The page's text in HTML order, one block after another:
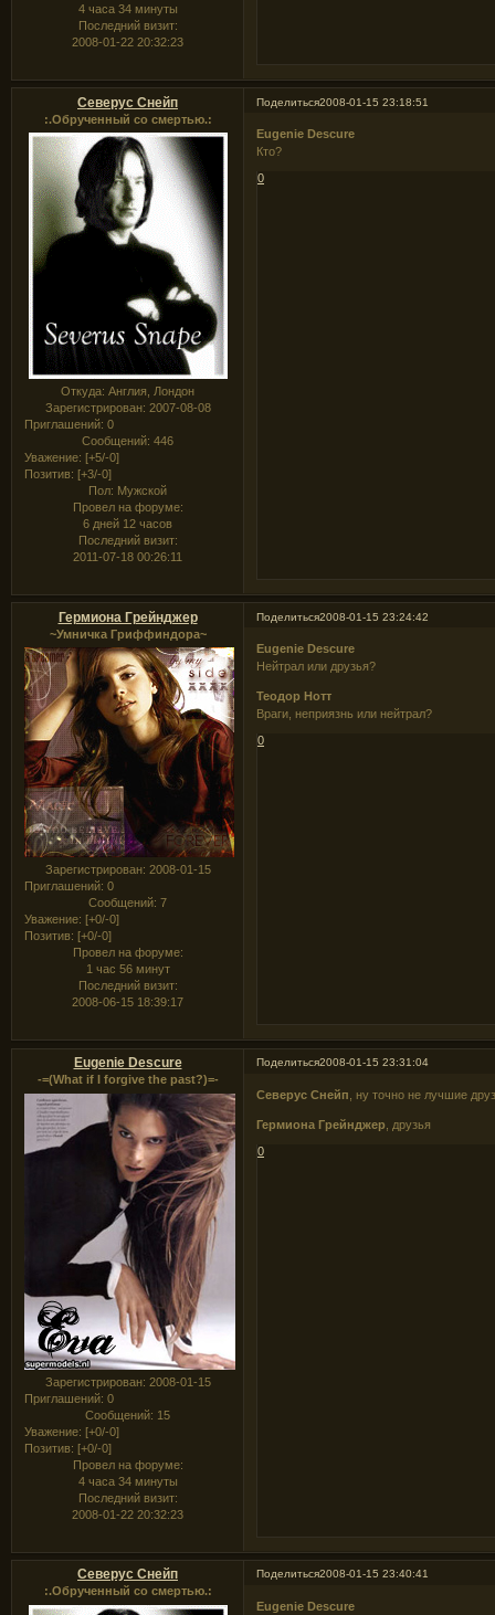
4 часа 34 минуты
Последний визит:
2008-01-22 20:32:23
Поделиться2008-01-15 23:18:51
Северус Снейп
:.Обрученный со смертью.:
Откуда: Англия, Лондон
Зарегистрирован: 2007-08-08
Приглашений: 0
Сообщений: 446
Уважение: [+5/-0]
Позитив: [+3/-0]
Пол: Мужской
Провел на форуме:
6 дней 12 часов
Последний визит:
2011-07-18 00:26:11
Eugenie Descure
Кто?
0
Поделиться2008-01-15 23:24:42
Гермиона Грейнджер
~Умничка Гриффиндора~
Зарегистрирован: 2008-01-15
Приглашений: 0
Сообщений: 7
Уважение: [+0/-0]
Позитив: [+0/-0]
Провел на форуме:
1 час 56 минут
Последний визит:
2008-06-15 18:39:17
Eugenie Descure
Нейтрал или друзья?
Теодор Нотт
Враги, неприязнь или нейтрал?
0
Поделиться2008-01-15 23:31:04
Eugenie Descure
-=(What if I forgive the past?)=-
Зарегистрирован: 2008-01-15
Приглашений: 0
Сообщений: 15
Уважение: [+0/-0]
Позитив: [+0/-0]
Провел на форуме:
4 часа 34 минуты
Последний визит:
2008-01-22 20:32:23
Северус Снейп , ну точно не лучшие
Гермиона Грейнджер , друзья
0
Поделиться2008-01-15 23:40:41
Северус Снейп
:.Обрученный со смертью.:
Eugenie Descure